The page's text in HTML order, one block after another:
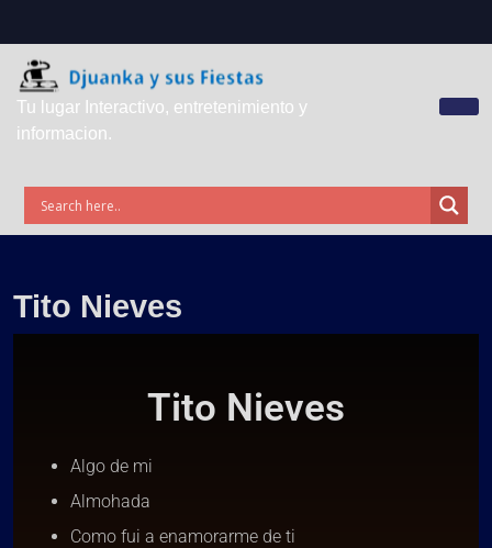
Tu lugar Interactivo, entretenimiento y
informacion.
Tito Nieves
Tito Nieves
Algo de mi
Almohada
Como fui a enamorarme de ti